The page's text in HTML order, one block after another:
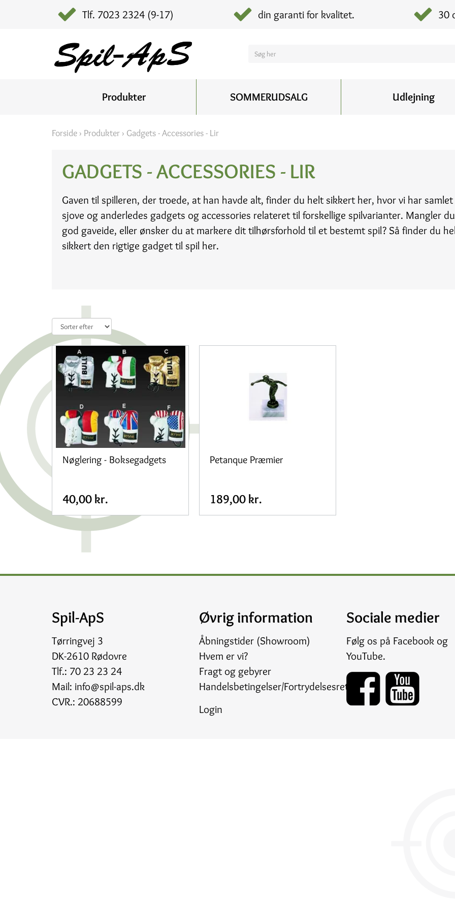
Tlf. 7023 2324 (9-17) din garanti for kvalitet. 30
Produkter SOMMERUDSALG Udlejning
Forside › Produkter › Gadgets - Accessories - Lir
GADGETS - ACCESSORIES - LIR
Gaven til spilleren, der troede, at han havde alt, finder du helt sikkert her, hvor vi har samlet
sjove og anderledes gadgets og accessories relateret til forskellige spilvarianter. Mangler
god gaveide, eller ønsker du at markere dit tilhørsforhold til et bestemt spil? Så finder du
sikkert den rigtige gadget til spil her.
Nøglering - Boksegadgets
40,00 kr.
Petanque Præmier
189,00 kr.
Spil-ApS
Tørringvej 3
DK-2610 Rødovre
Tlf.: 70 23 23 24
Mail: info@spil-aps.dk
CVR.: 20688599
Øvrig information
Åbningstider (Showroom)
Hvem er vi?
Fragt og gebyrer
Handelsbetingelser/Fortrydelsesret
Login
Sociale medier
Følg os på Facebook og
YouTube.